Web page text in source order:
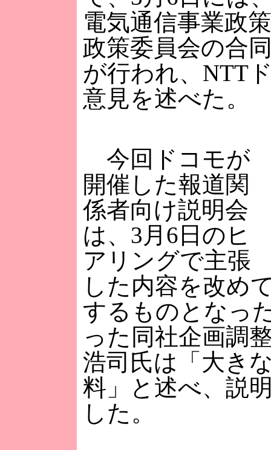
電気通信事業政
政策委員会の合
が行われ、NTT
意見を述べた。
今回ドコモが
開催した報道関
係者向け説明会
は、3月6日のヒ
アリングで主張
した内容を改め
するものとなっ
った同社企画調
浩司氏は「大き
料」と述べ、説
した。